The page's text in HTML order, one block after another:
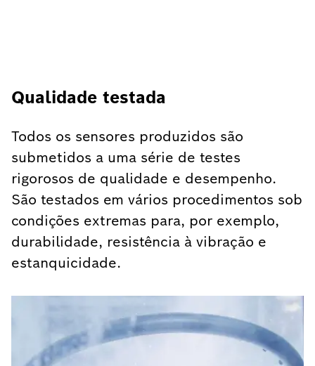
Qualidade testada
Todos os sensores produzidos são
submetidos a uma série de testes
rigorosos de qualidade e desempenho.
São testados em vários procedimentos sob
condições extremas para, por exemplo,
durabilidade, resistência à vibração e
estanquicidade.